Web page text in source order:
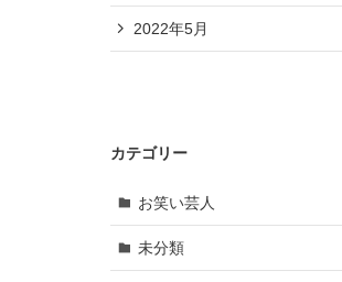
2022年5月
カテゴリー
お笑い芸人
未分類